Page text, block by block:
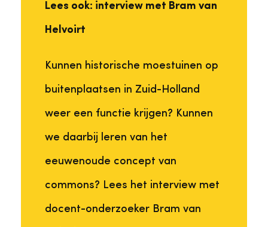
Lees ook: interview met Bram van
Helvoirt
Kunnen historische moestuinen op
buitenplaatsen in Zuid-Holland
weer een functie krijgen? Kunnen
we daarbij leren van het
eeuwenoude concept van
commons? Lees het interview met
docent-onderzoeker Bram van